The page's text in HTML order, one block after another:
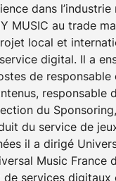
dans l’industrie
MUSIC au trade
local et
digital. Il a
de responsable
responsable
du
du service de
il a dirigé
Music France
services digitaux